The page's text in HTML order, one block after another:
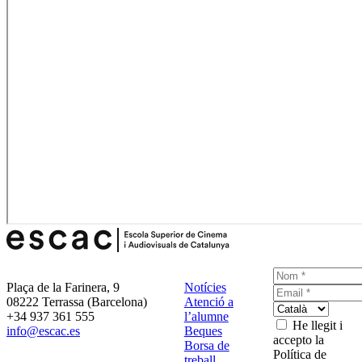
Plaça de la Farinera, 9
08222 Terrassa (Barcelona)
+34 937 361 555
info@escac.es
Notícies
Atenció a
l’alumne
Beques
Borsa de
He llegit i
accepto la
Política de